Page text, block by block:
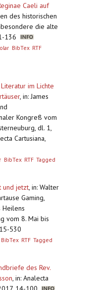
Caeli auf
des historischen
die alte
136
BibTex RTF
im Lichte
, in: James
Kongreß vom
dl. 1,
Cartusiana,
BibTex RTF Tagged
und jetzt, in: Walter
Gaming,
Heilens
vom 8. Mai bis
530
BibTex RTF Tagged
des Rev.
, in: Analecta